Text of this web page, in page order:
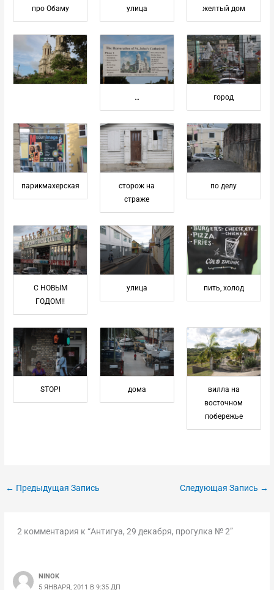
про Обаму улица желтый дом
… город
парикмахерская
сторож на
страже
по делу
С НОВЫМ
ГОДОМ!!
улица пить, холод
STOP! дома
вилла на
восточном
побережье
← Предыдущая Запись Следующая Запись →
2 комментария к “Антигуа, 29 декабря, прогулка № 2”
NINOK
5 ЯНВАРЯ, 2011 В 9:35 ДП